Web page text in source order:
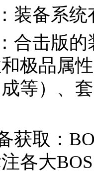
装备系
合击版
极品属
等）、
获取：
各大